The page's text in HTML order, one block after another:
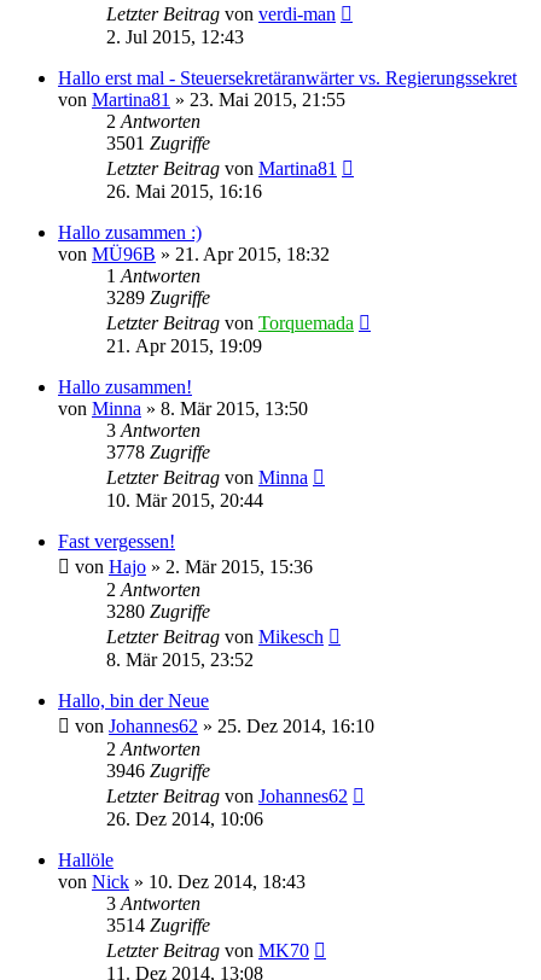
Letzter Beitrag von verdi-man
2. Jul 2015, 12:43
Hallo erst mal - Steuersekretäranwärter vs. Regierungssekret
von Martina81 » 23. Mai 2015, 21:55
2 Antworten
3501 Zugriffe
Letzter Beitrag von Martina81
26. Mai 2015, 16:16
Hallo zusammen :)
von MÜ96B » 21. Apr 2015, 18:32
1 Antworten
3289 Zugriffe
Letzter Beitrag von Torquemada
21. Apr 2015, 19:09
Hallo zusammen!
von Minna » 8. Mär 2015, 13:50
3 Antworten
3778 Zugriffe
Letzter Beitrag von Minna
10. Mär 2015, 20:44
Fast vergessen!
von Hajo » 2. Mär 2015, 15:36
2 Antworten
3280 Zugriffe
Letzter Beitrag von Mikesch
8. Mär 2015, 23:52
Hallo, bin der Neue
von Johannes62 » 25. Dez 2014, 16:10
2 Antworten
3946 Zugriffe
Letzter Beitrag von Johannes62
26. Dez 2014, 10:06
Hallöle
von Nick » 10. Dez 2014, 18:43
3 Antworten
3514 Zugriffe
Letzter Beitrag von MK70
11. Dez 2014, 13:08